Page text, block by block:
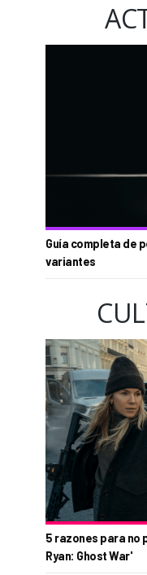
Guía completa de
variantes
5 razones para no
Ryan: Ghost War'